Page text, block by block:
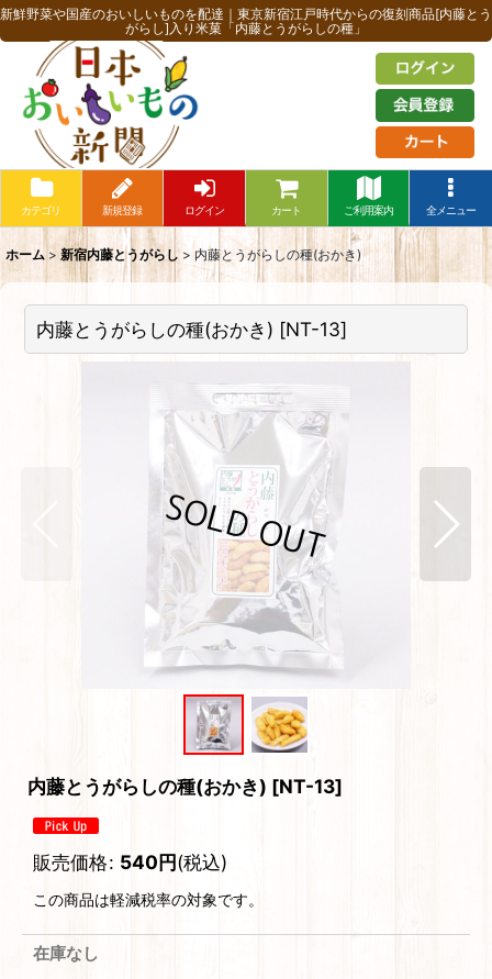
新鮮野菜や国産のおいしいものを配達｜東京新宿江戸時代からの復刻商品[内藤とう
がらし]入り米菓「内藤とうがらしの種」
カテゴリ 新規登録 ログイン カート ご利用案内 全メニュー
ホーム > 新宿内藤とうがらし > 内藤とうがらしの種(おかき)
内藤とうがらしの種(おかき) [NT-13]
内藤とうがらしの種(おかき) [NT-13]
販売価格: 540円(税込)
この商品は軽減税率の対象です。
在庫なし